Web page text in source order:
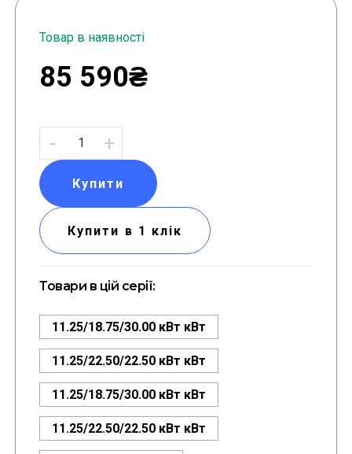
Товар в наявності
85 590₴
- +
Купити
Купити в 1 клік
Товари в цій серії:
11.25/18.75/30.00 кВт кВт
11.25/22.50/22.50 кВт кВт
11.25/18.75/30.00 кВт кВт
11.25/22.50/22.50 кВт кВт